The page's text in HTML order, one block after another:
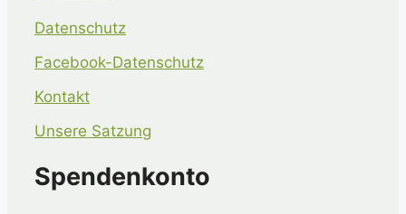
Datenschutz
Facebook-Datenschutz
Kontakt
Unsere Satzung
Spendenkonto